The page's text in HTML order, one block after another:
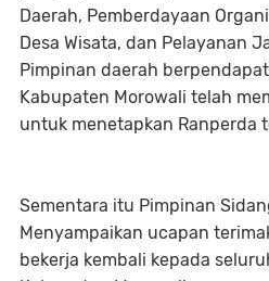
Daerah, Pemberdayaan
Desa Wisata, dan Pelayanan
Pimpinan daerah
Kabupaten Morowali telah
untuk menetapkan Ranperda
Sementara itu Pimpinan
Menyampaikan ucapan
bekerja kembali kepada